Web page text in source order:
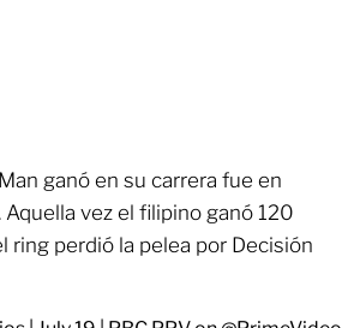
ganó en su carrera fue en
. Aquella vez el filipino ganó 120
ring perdió la pelea por Decisión